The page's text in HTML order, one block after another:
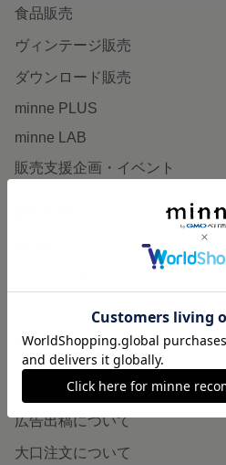
食品販売
ヴィンテージ販売
ダウンロード販売
minne PLUS
minne LAB
販売支援企画・イベント
minneとものづくりと
minneの本
企業の方へ
広告出稿について
大口注文について